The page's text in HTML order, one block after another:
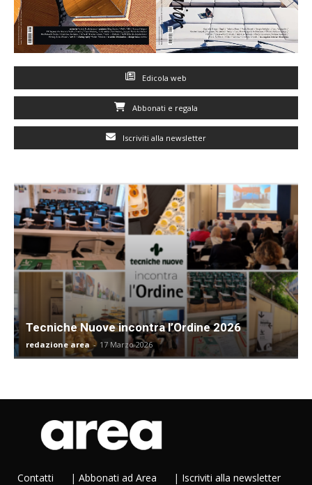
Edicola web
Abbonati e regala
Iscriviti alla newsletter
Tecniche Nuove incontra l’Ordine 2026
redazione area - 17 Marzo 2026
Contatti | Abbonati ad Area | Iscriviti alla newsletter